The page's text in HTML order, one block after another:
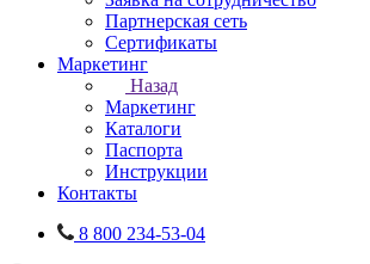
Партнерская сеть
Сертификаты
Маркетинг
Назад
Маркетинг
Каталоги
Паспорта
Инструкции
Контакты
8 800 234-53-04